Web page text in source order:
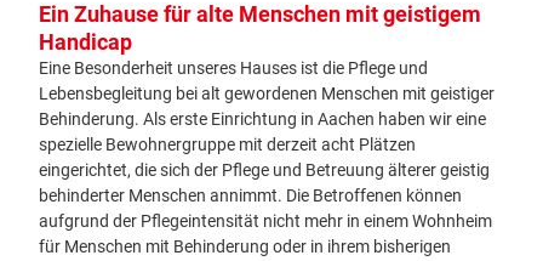
Ein Zuhause für alte Menschen mit geistigem
Handicap
Eine Besonderheit unseres Hauses ist die Pflege und
Lebensbegleitung bei alt gewordenen Menschen mit geistiger
Behinderung. Als erste Einrichtung in Aachen haben wir eine
spezielle Bewohnergruppe mit derzeit acht Plätzen
eingerichtet, die sich der Pflege und Betreuung älterer geistig
behinderter Menschen annimmt. Die Betroffenen können
aufgrund der Pflegeintensität nicht mehr in einem Wohnheim
für Menschen mit Behinderung oder in ihrem bisherigen